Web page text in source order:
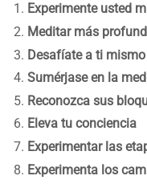
Experimente usted
Meditar más
Desafíate a ti mismo
Sumérjase en la
Reconozca sus
Eleva tu conciencia
Experimentar las
Experimenta los